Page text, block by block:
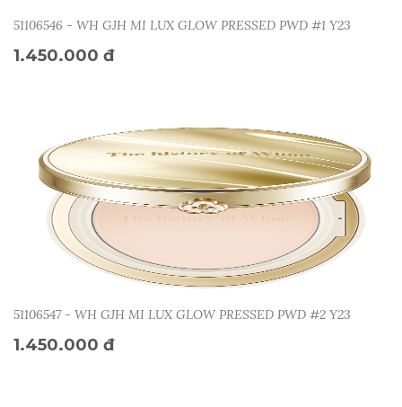
51106546 - WH GJH MI LUX GLOW PRESSED PWD #1 Y23
1.450.000 đ
51106547 - WH GJH MI LUX GLOW PRESSED PWD #2 Y23
1.450.000 đ